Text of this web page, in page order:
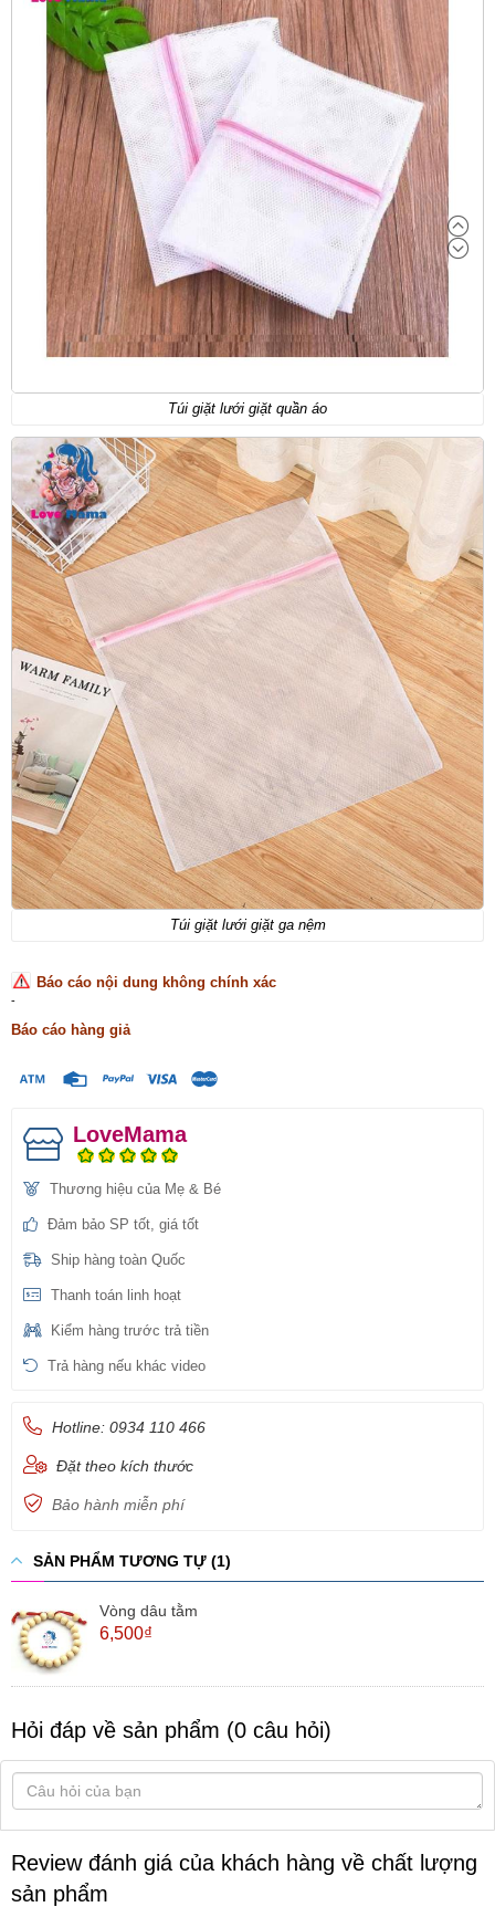
Túi giặt lưới giặt quần áo
Túi giặt lưới giặt ga nệm
Báo cáo nội dung không chính xác
-
Báo cáo hàng giả
LoveMama
Thương hiệu của Mẹ & Bé
Đảm bảo SP tốt, giá tốt
Ship hàng toàn Quốc
Thanh toán linh hoạt
Kiểm hàng trước trả tiền
Trả hàng nếu khác video
Hotline: 0934 110 466
Đặt theo kích thước
Bảo hành miễn phí
SẢN PHẨM TƯƠNG TỰ (1)
Vòng dâu tằm
6,500₫
Hỏi đáp về sản phẩm (0 câu hỏi)
Review đánh giá của khách hàng về chất lượng
sản phẩm